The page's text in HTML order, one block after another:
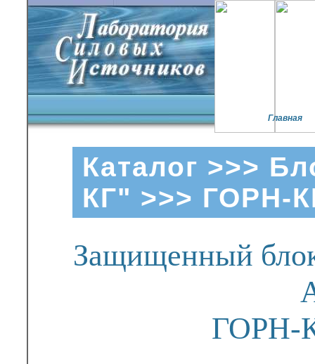
Главная
Каталог >>>
КГ" >>> ГОРН-
Защищенный
ГОРН-